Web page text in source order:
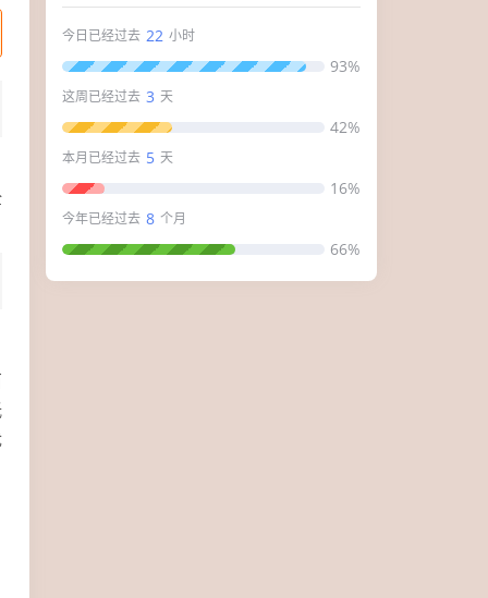
今日已经过去 22 小时
93%
这周已经过去 3 天
42%
本月已经过去 5 天
16%
今年已经过去 8 个月
66%